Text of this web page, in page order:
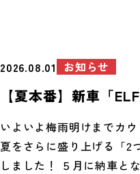
2026.08.01 お知らせ
【夏本番】新車「
「夏」が始まりまし
いよいよ梅雨明けまでカ
夏をさらに盛り上げる「2
しました！ ５月に納車と